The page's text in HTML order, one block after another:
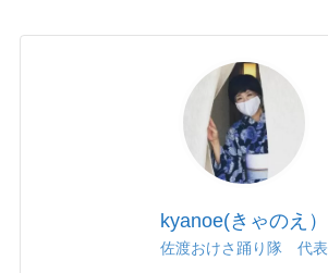
kyanoe(きゃのえ）
佐渡おけさ踊り隊 代表